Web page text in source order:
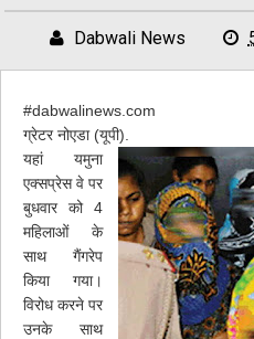
Dabwali News
#dabwalinews.com
ग्रेटर नोएडा (यूपी).
यहां यमुना
एक्सप्रेस वे पर
बुधवार को 4
महिलाओं के
साथ गैंगरेप
किया गया।
विरोध करने पर
उनके साथ